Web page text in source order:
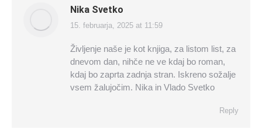
Nika Svetko
says:
15. februarja, 2025 at 11:59
Življenje naše je kot knjiga, za listom list, za
dnevom dan, nihče ne ve kdaj bo roman,
kdaj bo zaprta zadnja stran. Iskreno sožalje
vsem žalujočim. Nika in Vlado Svetko
Reply